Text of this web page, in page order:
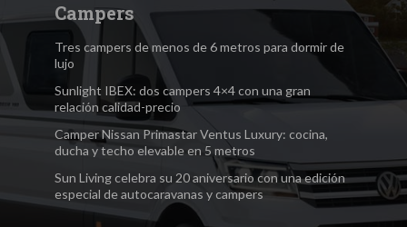
Campers
Tres campers de menos de 6 metros para dormir de
lujo
Sunlight IBEX: dos campers 4×4 con una gran
relación calidad-precio
Camper Nissan Primastar Ventus Luxury: cocina,
ducha y techo elevable en 5 metros
Sun Living celebra su 20 aniversario con una edición
especial de autocaravanas y campers